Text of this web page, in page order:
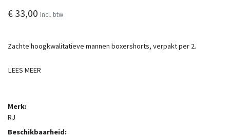
€ 33,00 Incl. btw
Zachte hoogkwalitatieve mannen boxershorts, verpakt per 2.
LEES MEER
Merk:
RJ
Beschikbaarheid: